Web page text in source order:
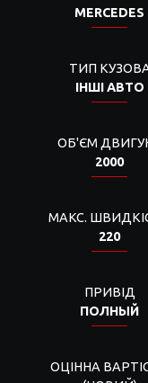
MERCEDES
ТИП
ІНШІ АВТО
ОБ'ЄМ
2000
МАКС.
220
ПРИВІД
ПОЛНЫЙ
ОЦІННА